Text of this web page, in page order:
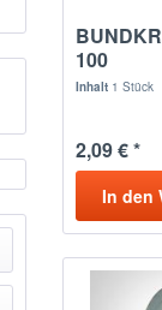
100
Inhalt 1 Stück
2,09 € *
In den